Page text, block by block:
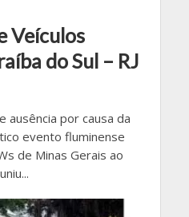
Veículos
do Sul – RJ
ausência por causa da
evento fluminense
de Minas Gerais ao